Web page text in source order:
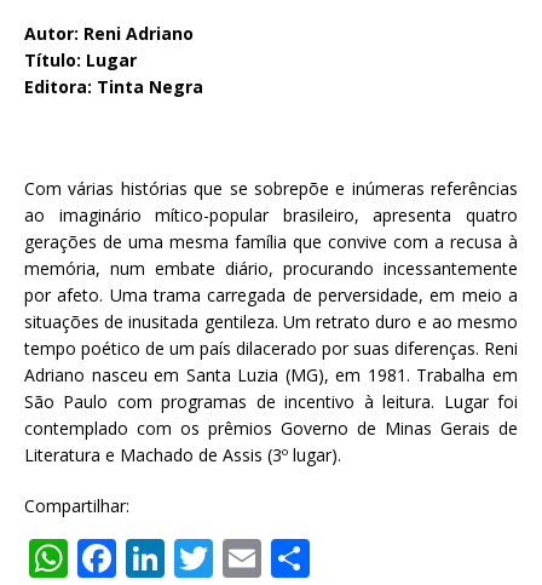
Autor: Reni Adriano
Título: Lugar
Editora: Tinta Negra
Com várias histórias que se sobrepõe e inúmeras referências
ao imaginário mítico-popular brasileiro, apresenta quatro
gerações de uma mesma família que convive com a recusa à
memória, num embate diário, procurando incessantemente
por afeto. Uma trama carregada de perversidade, em meio a
situações de inusitada gentileza. Um retrato duro e ao mesmo
tempo poético de um país dilacerado por suas diferenças. Reni
Adriano nasceu em Santa Luzia (MG), em 1981. Trabalha em
São Paulo com programas de incentivo à leitura. Lugar foi
contemplado com os prêmios Governo de Minas Gerais de
Literatura e Machado de Assis (3º lugar).
Compartilhar:
W F Li T E